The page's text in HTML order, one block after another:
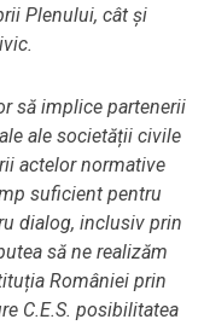
Plenului, cât și
să implice partenerii
ale societății civile
actelor normative
suficient pentru
dialog, inclusiv prin
să ne realizăm
României prin
C.E.S. posibilitatea